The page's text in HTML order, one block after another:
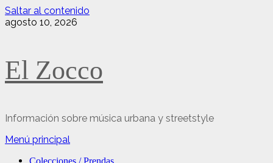
Saltar al contenido
agosto 10, 2026
El Zocco
Información sobre música urbana y streetstyle
Menú principal
Colecciones / Prendas